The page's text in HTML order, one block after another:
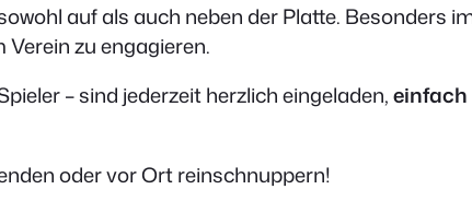
auf als auch neben der Platte. Besonders
zu engagieren.
– sind jederzeit herzlich eingeladen,einfach
oder vor Ort reinschnuppern!